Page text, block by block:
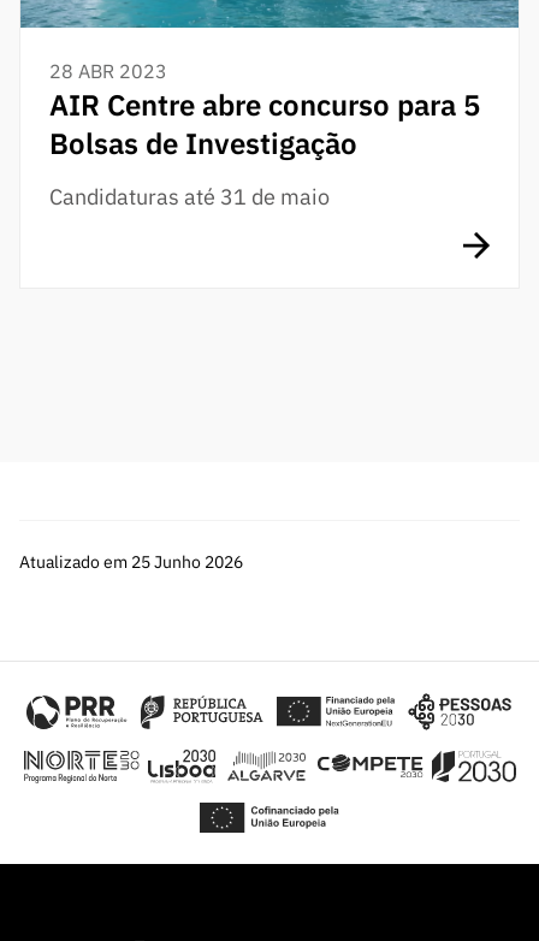
28 ABR 2023
AIR Centre abre concurso para 5
Bolsas de Investigação
Candidaturas até 31 de maio
Atualizado em 25 Junho 2026